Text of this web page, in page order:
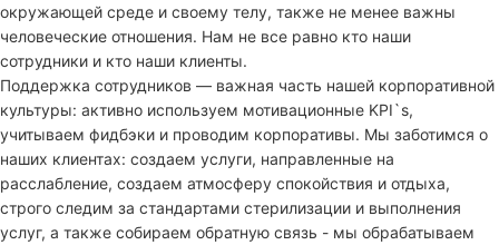
окружающей среде и своему телу, также не менее важны
человеческие отношения. Нам не все равно кто наши
сотрудники и кто наши клиенты.
Поддержка сотрудников — важная часть нашей корпоративной
культуры: активно используем мотивационные KPI`s,
учитываем фидбэки и проводим корпоративы. Мы заботимся о
наших клиентах: создаем услуги, направленные на
расслабление, создаем атмосферу спокойствия и отдыха,
строго следим за стандартами стерилизации и выполнения
услуг, а также собираем обратную связь - мы обрабатываем